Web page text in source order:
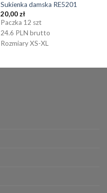
Sukienka damska RE5201
20,00 zł
Paczka 12 szt
24.6 PLN brutto
Rozmiary XS-XL